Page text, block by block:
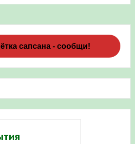
сапсана - сообщи!